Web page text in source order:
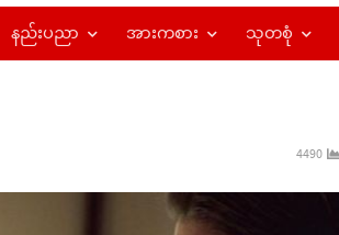
နည်းပညာ အားကစား သုတစုံ
4490